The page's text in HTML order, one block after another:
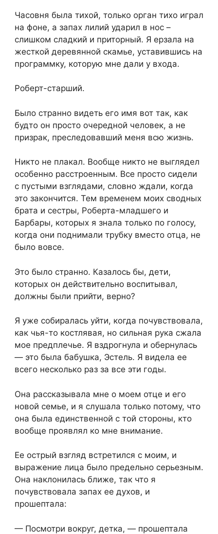
Часовня была тихой, только орган тихо играл
на фоне, а запах лилий ударил в нос –
слишком сладкий и приторный. Я ерзала на
жесткой деревянной скамье, уставившись на
программку, которую мне дали у входа.
Роберт-старший.
Было странно видеть его имя вот так, как
будто он просто очередной человек, а не
призрак, преследовавший меня всю жизнь.
Никто не плакал. Вообще никто не выглядел
особенно расстроенным. Все просто сидели
с пустыми взглядами, словно ждали, когда
это закончится. Тем временем моих сводных
брата и сестры, Роберта-младшего и
Барбары, которых я знала только по голосу,
когда они поднимали трубку вместо отца, не
было вовсе.
Это было странно. Казалось бы, дети,
которых он действительно воспитывал,
должны были прийти, верно?
Я уже собиралась уйти, когда почувствовала,
как чья-то костлявая, но сильная рука сжала
мое предплечье. Я вздрогнула и обернулась
— это была бабушка, Эстель. Я видела ее
всего несколько раз за все эти годы.
Она рассказывала мне о моем отце и его
новой семье, и я слушала только потому, что
она была единственной с той стороны, кто
вообще проявлял ко мне внимание.
Ее острый взгляд встретился с моим, и
выражение лица было предельно серьезным.
Она наклонилась ближе, так что я
почувствовала запах ее духов, и
прошептала:
— Посмотри вокруг, детка, — прошептала